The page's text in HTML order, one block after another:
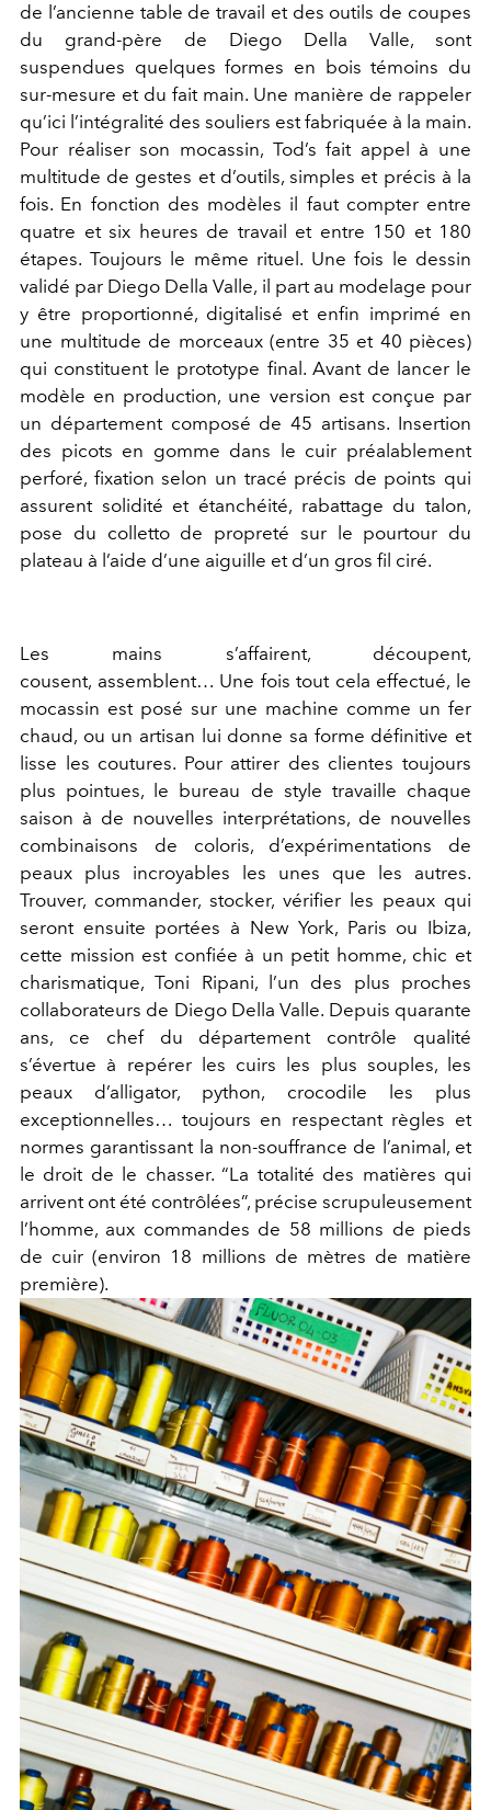
de l’ancienne table de travail et des outils de coupes
du grand-père de Diego Della Valle, sont
suspendues quelques formes en bois témoins du
sur-mesure et du fait main. Une manière de rappeler
qu’ici l’intégralité des souliers est fabriquée à la main.
Pour réaliser son mocassin, Tod’s fait appel à une
multitude de gestes et d’outils, simples et précis à la
fois. En fonction des modèles il faut compter entre
quatre et six heures de travail et entre 150 et 180
étapes. Toujours le même rituel. Une fois le dessin
validé par Diego Della Valle, il part au modelage pour
y être proportionné, digitalisé et enfin imprimé en
une multitude de morceaux (entre 35 et 40 pièces)
qui constituent le prototype final. Avant de lancer le
modèle en production, une version est conçue par
un département composé de 45 artisans. Insertion
des picots en gomme dans le cuir préalablement
perforé, fixation selon un tracé précis de points qui
assurent solidité et étanchéité, rabattage du talon,
pose du colletto de propreté sur le pourtour du
plateau à l’aide d’une aiguille et d’un gros fil ciré.
Les mains s’affairent, découpent,
cousent, assemblent… Une fois tout cela effectué, le
mocassin est posé sur une machine comme un fer
chaud, ou un artisan lui donne sa forme définitive et
lisse les coutures. Pour attirer des clientes toujours
plus pointues, le bureau de style travaille chaque
saison à de nouvelles interprétations, de nouvelles
combinaisons de coloris, d’expérimentations de
peaux plus incroyables les unes que les autres.
Trouver, commander, stocker, vérifier les peaux qui
seront ensuite portées à New York, Paris ou Ibiza,
cette mission est confiée à un petit homme, chic et
charismatique, Toni Ripani, l’un des plus proches
collaborateurs de Diego Della Valle. Depuis quarante
ans, ce chef du département contrôle qualité
s’évertue à repérer les cuirs les plus souples, les
peaux d’alligator, python, crocodile les plus
exceptionnelles… toujours en respectant règles et
normes garantissant la non-souffrance de l’animal, et
le droit de le chasser. “La totalité des matières qui
arrivent ont été contrôlées”, précise scrupuleusement
l’homme, aux commandes de 58 millions de pieds
de cuir (environ 18 millions de mètres de matière
première).